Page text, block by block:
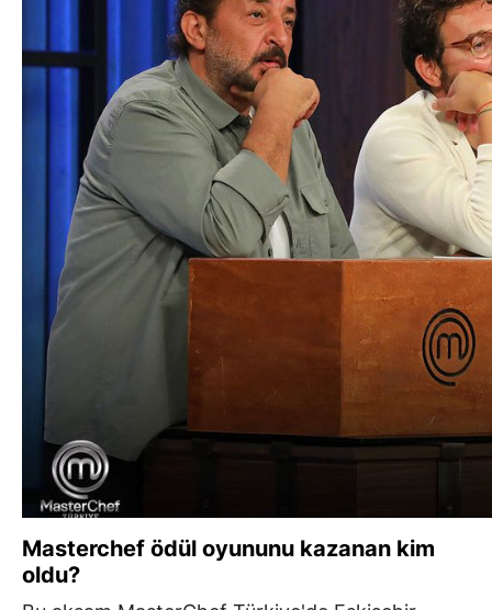
Masterchef ödül oyununu kazanan kim
oldu?